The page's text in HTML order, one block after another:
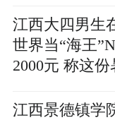
江西大四男生
世界当“海王
2000元 称这
江西景德镇学